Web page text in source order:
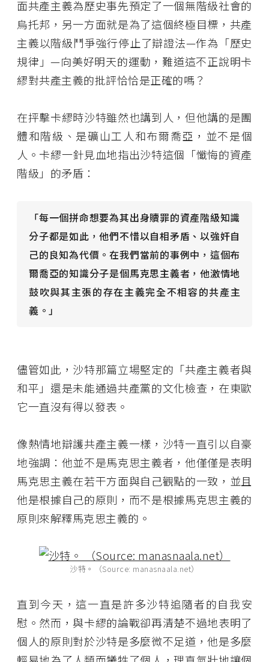
面共產主義為歷史事先預定了一個無階級社會的
烏托邦，另一方面就是為了這個終極目標，共產
主義以階級鬥爭強行停止了辯證法—作為「歷史
規律」—向美好明天的運動，難道這不正說明卡
繆對共產主義的批評恰恰是正確的嗎？
在抨擊卡繆時沙特雖然也講到人，但他講的是團
體和階級、是礦山工人和布爾喬亞，並不是個
人。卡繆一針見血地指出沙特這個「懺悔的資產
階級」的矛盾：
「每一個拼命想要為其出身贖罪的資產階級知識
分子都是如此，他們不惜以自相矛盾、以強奸自
己的良知為代價。在我們當前的事例中，這個布
爾喬亞的知識分子是個馬克思主義者，他激情地
鼓吹與其主張的存在主義完全不相容的共產主
義。」
儘管如此，沙特那篇立場堅定的「共產主義者與
和平」還是未能通過共產黨的文化檢查，在東歐
它一直沒有得以發表。
像熱情地辯護共產主義一樣，沙特一直引以自豪
地強調：他並不是馬克思主義者，他僅僅是表明
馬克思主義在若干方面與自己觀點的一致，並且
他是根據自己的原則，而不是根據馬克思主義的
原則來解釋馬克思主義的。
沙特。（Source: manasnaala.net）
直到今天，這一直是許多沙特追隨者的自我安
慰。然而，與卡繆的論戰卻再清楚不過地表明了
個人的原則對於沙特是多麼微不足道，他是多麼